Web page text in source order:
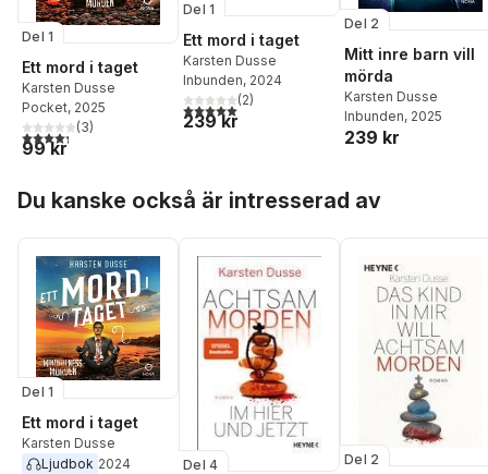
Del 1
Ett mord i taget
Karsten Dusse
Pocket, 2025
4,3utav 5 stjärnor. Totalt antal röster:
(3)
99 kr
Del 1
Ett mord i taget
Karsten Dusse
Inbunden, 2024
5,0utav 5 stjärnor. Totalt antal röster:
(2)
239 kr
Del 2
Mitt inre barn vill
mörda
Karsten Dusse
Inbunden, 2025
239 kr
Du kanske också är intresserad av
Del 1
Ett mord i taget
Karsten Dusse
Ljudbok 2024
Del 4 Del 2